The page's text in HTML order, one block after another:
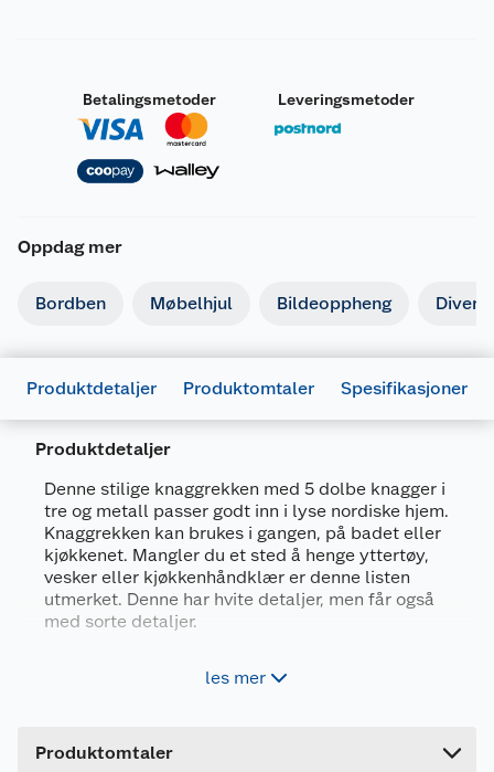
Betalingsmetoder Leveringsmetoder
Oppdag mer
Bordben Møbelhjul Bildeoppheng
Produktdetaljer Produktomtaler Spesifikasjoner
Produktdetaljer
Denne stilige knaggrekken med 5 dolbe knagger i
tre og metall passer godt inn i lyse nordiske hjem.
Knaggrekken kan brukes i gangen, på badet eller
kjøkkenet. Mangler du et sted å henge yttertøy,
vesker eller kjøkkenhåndklær er denne listen
utmerket. Denne har hvite detaljer, men får også
med sorte detaljer.
5 doble knagger
les mer
Produktomtaler
Generelt
Artikkelnummer
5708614127001
Leverandørens artikkelnummer